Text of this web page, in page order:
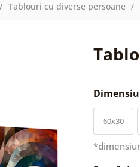
Tablouri cu diverse persoane
60x30